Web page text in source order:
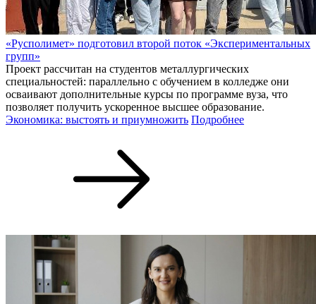
«Русполимет» подготовил второй поток «Экспериментальных
групп»
Проект рассчитан на студентов металлургических
специальностей: параллельно с обучением в колледже они
осваивают дополнительные курсы по программе вуза, что
позволяет получить ускоренное высшее образование.
Экономика: выстоять и приумножить Подробнее